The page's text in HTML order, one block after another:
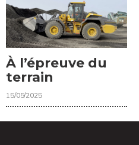
À l’épreuve du
terrain
15/05/2025